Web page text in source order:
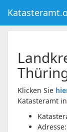
Klicken Sie
Katasteramt in
Adresse: